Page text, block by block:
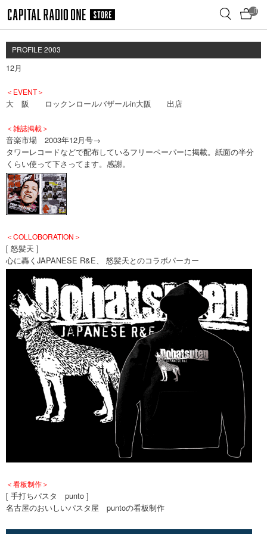
ン
コ
ン
テ
へ
PROFILE 2003
12月
＜EVENT＞
大 阪 ロックンロールバザールin大阪 出店
＜雑誌掲載＞
音楽市場 2003年12月号→
タワーレコードなどで配布しているフリーペーパーに掲載。紙面の半分
くらい使って下さってます。感謝。
＜COLLOBORATION＞
[ 怒髪天 ]
心に轟くJAPANESE R&E、 怒髪天とのコラボパーカー
＜看板制作＞
[ 手打ちパスタ punto ]
名古屋のおいしいパスタ屋 puntoの看板制作